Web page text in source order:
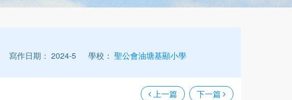
寫作日期： 2024-5 學校： 聖公會油塘基顯小學
上一篇 下一篇